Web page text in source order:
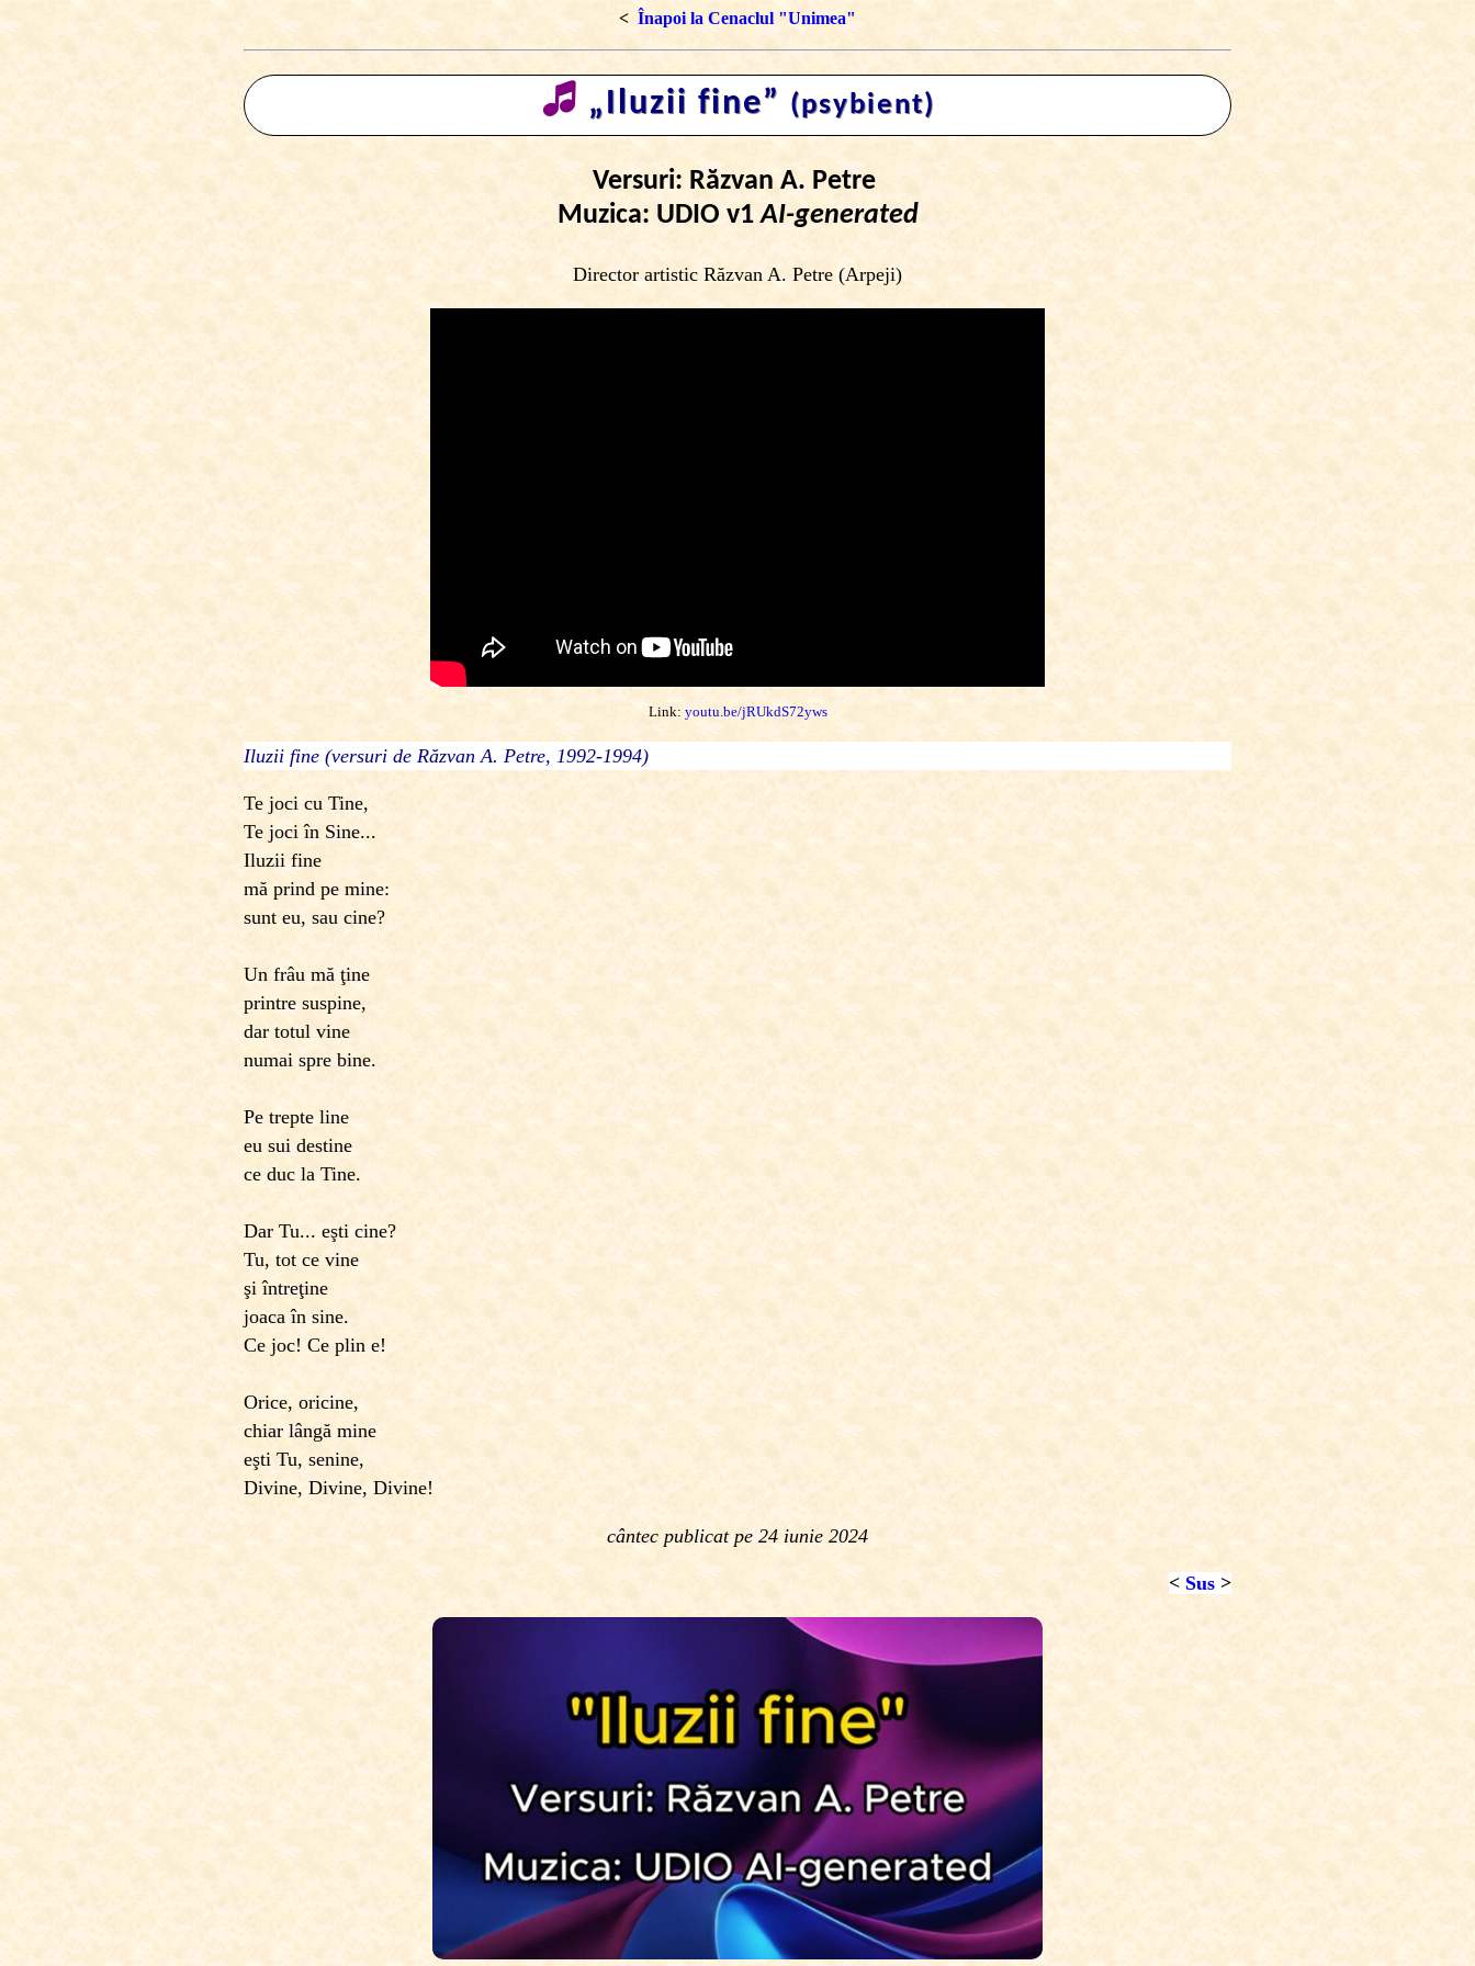
< Înapoi la Cenaclul "Unimea"
🎜 „Iluzii fine” (psybient)
Versuri: Răzvan A. Petre
Muzica: UDIO v1AI-generated
Director artistic Răzvan A. Petre (Arpeji)
Link: youtu.be/jRUkdS72yws
Iluzii fine (versuri de Răzvan A. Petre, 1992-1994)
Te joci cu Tine,
Te joci în Sine...
Iluzii fine
mă prind pe mine:
sunt eu, sau cine?
Un frâu mă ţine
printre suspine,
dar totul vine
numai spre bine.
Pe trepte line
eu sui destine
ce duc la Tine.
Dar Tu... eşti cine?
Tu, tot ce vine
şi întreţine
joaca în sine.
Ce joc! Ce plin e!
Orice, oricine,
chiar lângă mine
eşti Tu, senine,
Divine, Divine, Divine!
cântec publicat pe 24 iunie 2024
< Sus >